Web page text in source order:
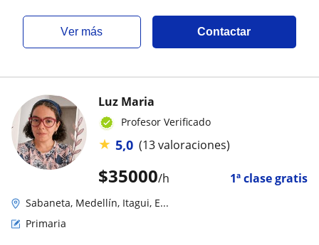
ver más Contactar
$35000/h 1ª clase gratis
Luz Maria
Profesor Verificado
★ 5,0 (13 valoraciones)
Sabaneta, Medellín, Itagui, E...
Primaria